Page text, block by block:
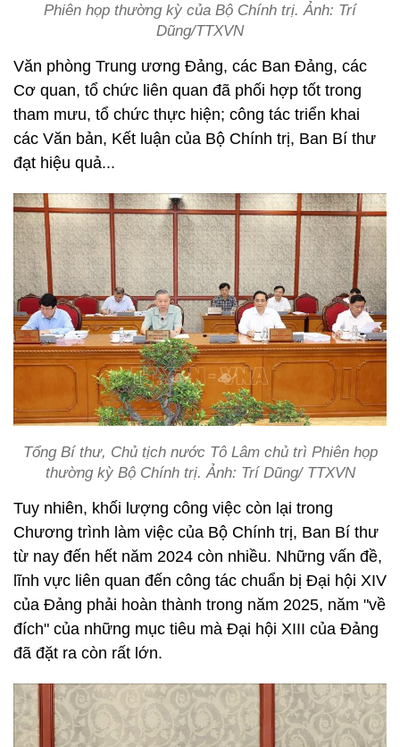
Phiên họp thường kỳ của Bộ Chính trị. Ảnh: Trí
Dũng/TTXVN
Văn phòng Trung ương Đảng, các Ban Đảng, các
Cơ quan, tổ chức liên quan đã phối hợp tốt trong
tham mưu, tổ chức thực hiện; công tác triển khai
các Văn bản, Kết luận của Bộ Chính trị, Ban Bí thư
đạt hiệu quả...
Tổng Bí thư, Chủ tịch nước Tô Lâm chủ trì Phiên họp
thường kỳ Bộ Chính trị. Ảnh: Trí Dũng/ TTXVN
Tuy nhiên, khối lượng công việc còn lại trong
Chương trình làm việc của Bộ Chính trị, Ban Bí thư
từ nay đến hết năm 2024 còn nhiều. Những vấn đề,
lĩnh vực liên quan đến công tác chuẩn bị Đại hội XIV
của Đảng phải hoàn thành trong năm 2025, năm "về
đích" của những mục tiêu mà Đại hội XIII của Đảng
đã đặt ra còn rất lớn.